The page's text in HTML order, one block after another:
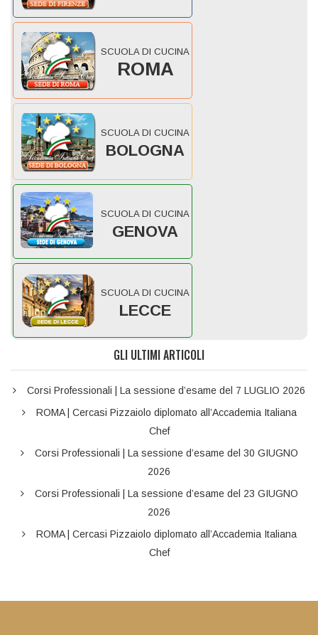
SCUOLA DI CUCINA
ROMA
SCUOLA DI CUCINA
BOLOGNA
SCUOLA DI CUCINA
GENOVA
SCUOLA DI CUCINA
LECCE
GLI ULTIMI ARTICOLI
Corsi Professionali | La sessione d’esame del 7 LUGLIO 2026
ROMA | Cercasi Pizzaiolo diplomato all’Accademia Italiana
Chef
Corsi Professionali | La sessione d’esame del 30 GIUGNO
2026
Corsi Professionali | La sessione d’esame del 23 GIUGNO
2026
ROMA | Cercasi Pizzaiolo diplomato all’Accademia Italiana
Chef